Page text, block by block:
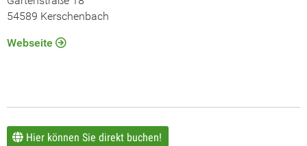
54589 Kerschenbach
Webseite
Hier können Sie direkt buchen!